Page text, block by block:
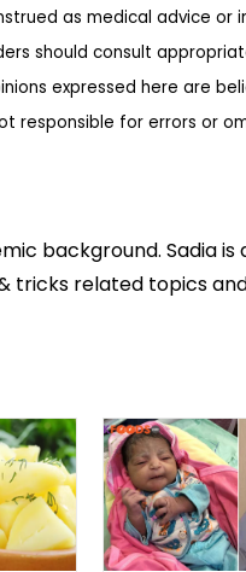
as medical advice or
should consult
expressed here are
responsible for errors or
background. Sadia is
tricks related topics